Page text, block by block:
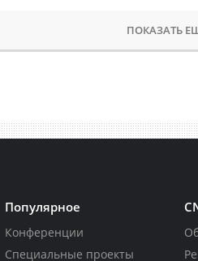
ПОКАЗАТЬ
Популярное
Конференции
Специальные проекты